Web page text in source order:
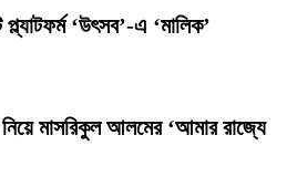
‘উৎসব’-এ ‘মালিক’
মাসরিকুল আলমের ‘আমার রাজ্যে